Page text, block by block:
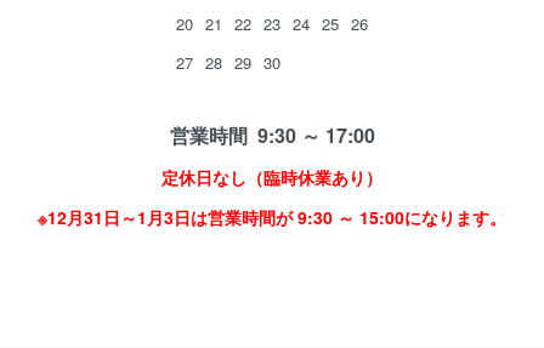
20 21 22 23 24 25 26
27 28 29 30
営業時間 9:30 ～ 17:00
定休日なし（臨時休業あり）
※12月31日～1月3日は営業時間が 9:30 ～ 15:00になります。